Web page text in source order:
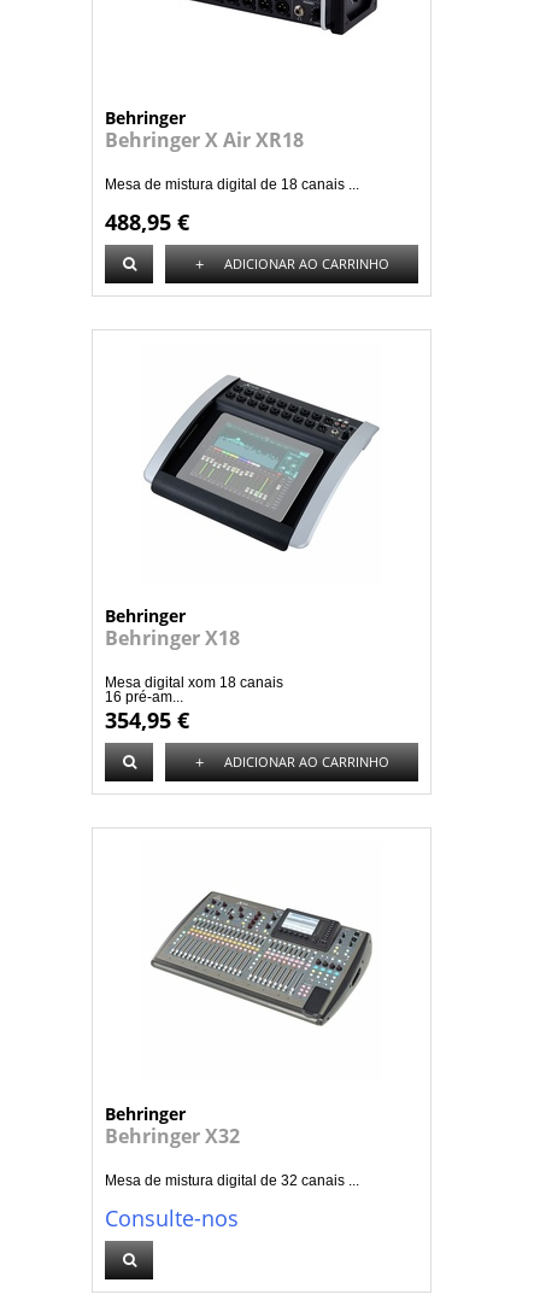
Behringer
Behringer X Air XR18
Mesa de mistura digital de 18 canais ...
488,95 €
+ ADICIONAR AO CARRINHO
Behringer
Behringer X18
Mesa digital xom 18 canais
16 pré-am...
354,95 €
+ ADICIONAR AO CARRINHO
Behringer
Behringer X32
Mesa de mistura digital de 32 canais ...
Consulte-nos